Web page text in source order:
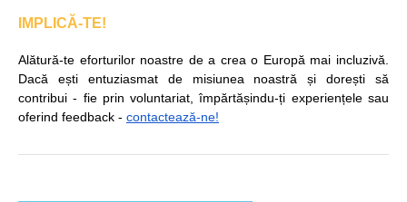
IMPLICĂ-TE!
Alătură-te eforturilor noastre de a crea o Europă mai incluzivă.
Dacă ești entuziasmat de misiunea noastră și dorești să
contribui - fie prin voluntariat, împărtășindu-ți experiențele sau
oferind feedback - contactează-ne!